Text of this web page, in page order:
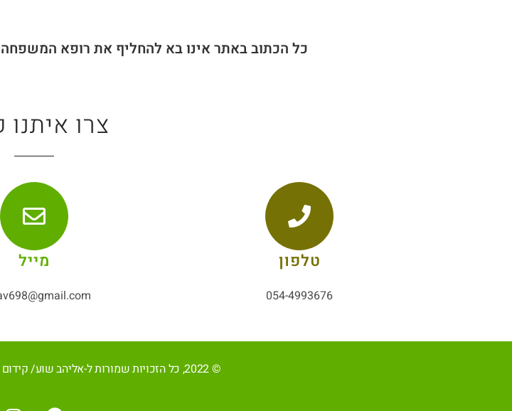
כל הכתוב באתר אינו בא להחליף את רופא
צרו
טלפון
054-4993676
מייל
© 2022, כל הזכויות שמורות ל-אליהב שוע/ קידום ובניית האתר RAVENMEDIA.CO.IL